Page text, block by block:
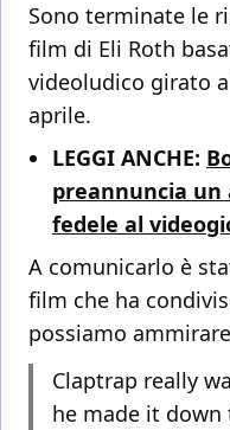
Sono terminate le
film di Eli Roth
videoludico girato
aprile.
LEGGI ANCHE:
preannuncia
fedele al
A comunicarlo è
film che ha
possiamo
Claptrap really
he made it down